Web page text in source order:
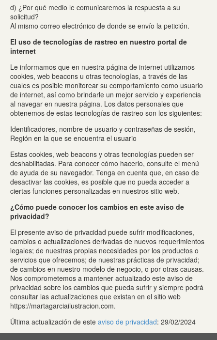
d) ¿Por qué medio le comunicaremos la respuesta a su
solicitud?
Al mismo correo electrónico de donde se envío la petición.
El uso de tecnologías de rastreo en nuestro portal de
internet
Le informamos que en nuestra página de internet utilizamos
cookies, web beacons u otras tecnologías, a través de las
cuales es posible monitorear su comportamiento como usuario
de internet, así como brindarle un mejor servicio y experiencia
al navegar en nuestra página. Los datos personales que
obtenemos de estas tecnologías de rastreo son los siguientes:
Identificadores, nombre de usuario y contraseñas de sesión,
Región en la que se encuentra el usuario
Estas cookies, web beacons y otras tecnologías pueden ser
deshabilitadas. Para conocer cómo hacerlo, consulte el menú
de ayuda de su navegador. Tenga en cuenta que, en caso de
desactivar las cookies, es posible que no pueda acceder a
ciertas funciones personalizadas en nuestros sitio web.
¿Cómo puede conocer los cambios en este aviso de
privacidad?
El presente aviso de privacidad puede sufrir modificaciones,
cambios o actualizaciones derivadas de nuevos requerimientos
legales; de nuestras propias necesidades por los productos o
servicios que ofrecemos; de nuestras prácticas de privacidad;
de cambios en nuestro modelo de negocio, o por otras causas.
Nos comprometemos a mantener actualizado este aviso de
privacidad sobre los cambios que pueda sufrir y siempre podrá
consultar las actualizaciones que existan en el sitio web
https://martagarciailustracion.com.
Última actualización de este aviso de privacidad: 29/02/2024